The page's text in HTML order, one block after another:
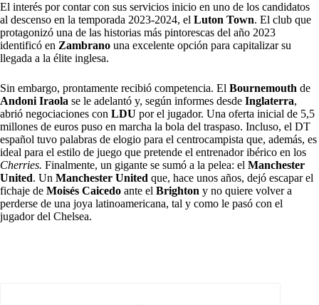
El interés por contar con sus servicios inicio en uno de los candidatos
al descenso en la temporada 2023-2024, el Luton Town. El club que
protagonizó una de las historias más pintorescas del año 2023
identificó en Zambrano una excelente opción para capitalizar su
llegada a la élite inglesa.
Sin embargo, prontamente recibió competencia. El Bournemouth de
Andoni Iraola se le adelantó y, según informes desde Inglaterra,
abrió negociaciones con LDU por el jugador. Una oferta inicial de 5,5
millones de euros puso en marcha la bola del traspaso. Incluso, el DT
español tuvo palabras de elogio para el centrocampista que, además, es
ideal para el estilo de juego que pretende el entrenador ibérico en los
Cherries. Finalmente, un gigante se sumó a la pelea: el Manchester
United. Un Manchester United que, hace unos años, dejó escapar el
fichaje de Moisés Caicedo ante el Brighton y no quiere volver a
perderse de una joya latinoamericana, tal y como le pasó con el
jugador del Chelsea.